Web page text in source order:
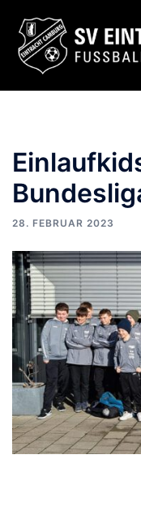
Inhalt
springen
28. FEBRUAR 2023